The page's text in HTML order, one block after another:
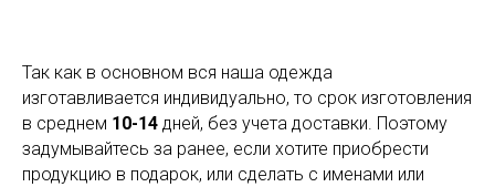
Так как в основном вся наша одежда
изготавливается индивидуально, то срок изготовления
в среднем 10-14 дней, без учета доставки. Поэтому
задумывайтесь за ранее, если хотите приобрести
продукцию в подарок, или сделать с именами или